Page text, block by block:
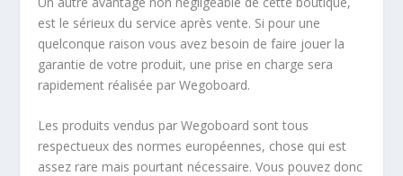
est le sérieux du service après vente. Si pour une
quelconque raison vous avez besoin de faire jouer la
garantie de votre produit, une prise en charge sera
rapidement réalisée par Wegoboard.
Les produits vendus par Wegoboard sont tous
respectueux des normes européennes, chose qui est
assez rare mais pourtant nécessaire. Vous pouvez donc